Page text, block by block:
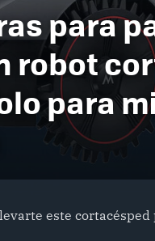
para
robot
para
este